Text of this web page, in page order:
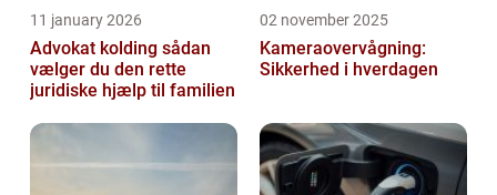
11 january 2026
Advokat kolding sådan
vælger du den rette
juridiske hjælp til familien
02 november 2025
Kameraovervågning:
Sikkerhed i hverdagen